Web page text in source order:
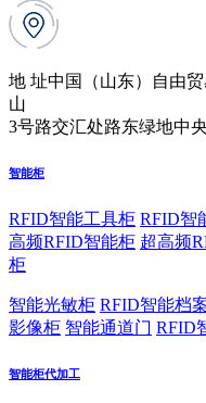
地 址中国（山东）自由
山
3号路交汇处路东绿地中
智能柜
RFID智能工具柜 RFID智
高频RFID智能柜 超高频
柜
智能光敏柜 RFID智能档
影像柜 智能通道门 RFID
智能柜代加工